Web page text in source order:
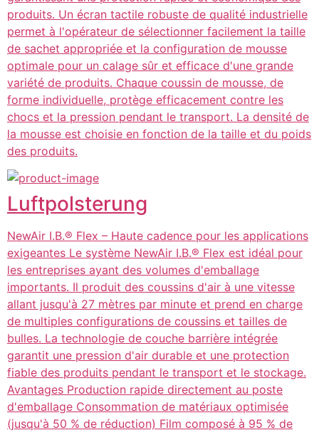
produits. Un écran tactile robuste de qualité industrielle
permet à l'opérateur de sélectionner facilement la taille
de sachet appropriée et la configuration de mousse
optimale pour un calage sûr et efficace d'une grande
variété de produits. Chaque coussin de mousse, de
forme individuelle, protège efficacement contre les
chocs et la pression pendant le transport. La densité de
la mousse est choisie en fonction de la taille et du poids
des produits.
Luftpolsterung
NewAir I.B.® Flex – Haute cadence pour les applications
exigeantes Le système NewAir I.B.® Flex est idéal pour
les entreprises ayant des volumes d'emballage
importants. Il produit des coussins d'air à une vitesse
allant jusqu'à 27 mètres par minute et prend en charge
de multiples configurations de coussins et tailles de
bulles. La technologie de couche barrière intégrée
garantit une pression d'air durable et une protection
fiable des produits pendant le transport et le stockage.
Avantages Production rapide directement au poste
d'emballage Consommation de matériaux optimisée
(jusqu'à 50 % de réduction) Film composé à 95 % de